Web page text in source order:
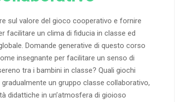
sul valore del gioco cooperativo e fornire
facilitare un clima di fiducia in classe ed
Domande generative di questo corso
insegnante per facilitare un senso di
tra i bambini in classe? Quali giochi
un gruppo classe collaborativo,
didattiche in un’atmosfera di gioioso